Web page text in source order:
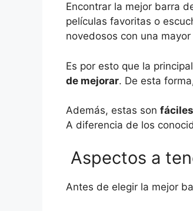
Encontrar la mejor barra
películas favoritas o
novedosos con una
Es por esto que la
de mejorar. De esta
Además, estas son
A diferencia de los
Aspectos a
Antes de elegir la mejor